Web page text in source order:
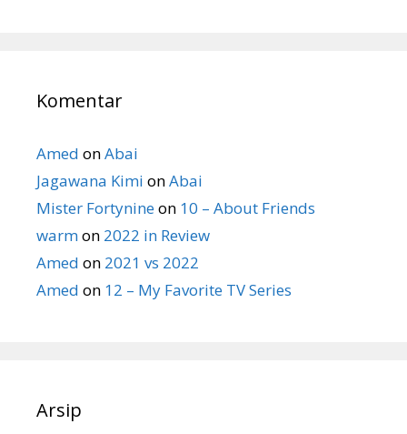
Komentar
Amed onAbai
Jagawana Kimi onAbai
Mister Fortynineon 10 – About Friends
warmon 2022 in Review
Amed on 2021 vs 2022
Amed on 12 – My Favorite TV Series
Arsip